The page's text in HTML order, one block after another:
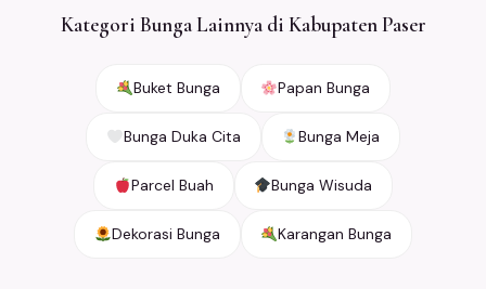
Kategori Bunga Lainnya di Kabupaten Paser
Buket Bunga Papan Bunga
Bunga Duka Cita Bunga Meja
Parcel Buah Bunga Wisuda
Dekorasi Bunga Karangan Bunga